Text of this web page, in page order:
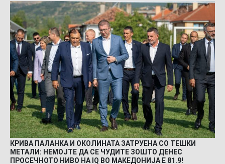
КРИВА ПАЛАНКА И ОКОЛИНАТА ЗАТРУЕНА СО ТЕШКИ
МЕТАЛИ: НЕМОЈТЕ ДА СЕ ЧУДИТЕ ЗОШТО ДЕНЕС
ПРОСЕЧНОТО НИВО НА IQ ВО МАКЕДОНИЈА Е 81.9!